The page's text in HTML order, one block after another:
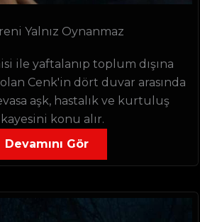
Yalnız Oynanmaz
ile yaftalanıp toplum dışına
Cenk'in dört duvar arasında
aşk, hastalık ve kurtuluş
konu alır.
Devamını Gör